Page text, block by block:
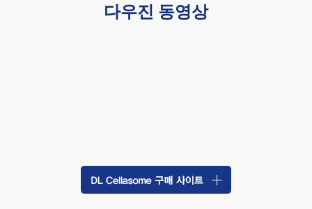
다우진 동영상